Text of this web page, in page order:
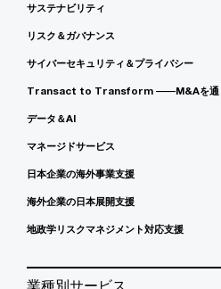
サステナビリティ
リスク＆ガバナンス
サイバーセキュリティ＆プライバシー
Transact to Transform ――M&Aを通
データ＆AI
マネージドサービス
日本企業の海外事業支援
海外企業の日本展開支援
地政学リスクマネジメント対応支援
業種別サービス